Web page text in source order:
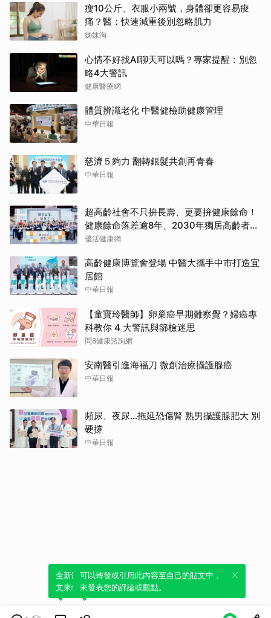
瘦10公斤、衣服小兩號，身體卻更容易痠
痛？醫：快速減重後別忽略肌力
姊妹淘
心情不好找AI聊天可以嗎？專家提醒：別忽
略4大警訊
健康醫療網
體質辨識老化 中醫健檢助健康管理
中華日報
慈濟５夠力 翻轉銀髮共創再青春
中華日報
超高齡社會不只拚長壽、更要拚健康餘命！
健康餘命落差逾8年、2030年獨居高齡者估
破百萬戶
優活健康網
高齡健康博覽會登場 中醫大攜手中市打造宜
居館
中華日報
【童寶玲醫師】卵巢癌早期難察覺？婦癌專
科教你 4 大警訊與篩檢迷思
問8健康諮詢網
安南醫引進海福刀 微創治療攝護腺癌
中華日報
頻尿、夜尿…拖延恐傷腎 熟男攝護腺肥大 別
硬撐
中華日報
全新體驗！一鍵引用此內容，透過發布貼
文來輕鬆表達個人立場。
可以轉發或引用此內容至自己的貼文中，
來發表您的評論或觀點。